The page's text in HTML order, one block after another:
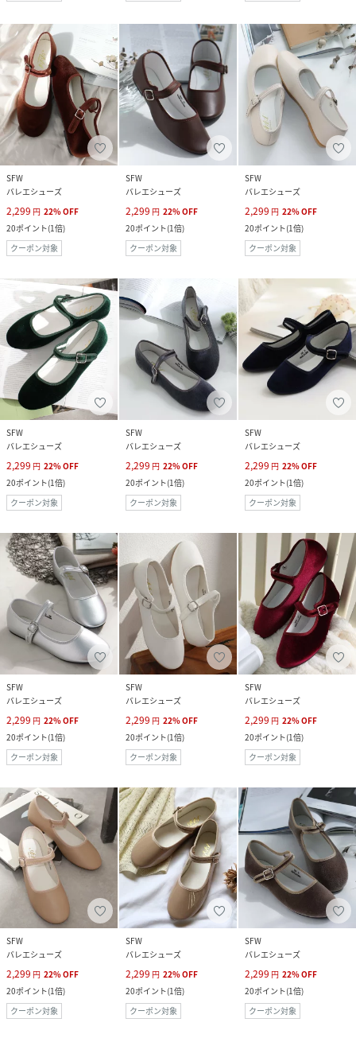
SFW
バレエシューズ
2,299 円 22%OFF
20ポイント(1倍)
クーポン対象
SFW
バレエシューズ
2,299 円 22%OFF
20ポイント(1倍)
クーポン対象
SFW
バレエシューズ
2,299 円 22%OFF
20ポイント(1倍)
クーポン対象
SFW
バレエシューズ
2,299 円 22%OFF
20ポイント(1倍)
クーポン対象
SFW
バレエシューズ
2,299 円 22%OFF
20ポイント(1倍)
クーポン対象
SFW
バレエシューズ
2,299 円 22%OFF
20ポイント(1倍)
クーポン対象
SFW
バレエシューズ
2,299 円 22%OFF
20ポイント(1倍)
クーポン対象
SFW
バレエシューズ
2,299 円 22%OFF
20ポイント(1倍)
クーポン対象
SFW
バレエシューズ
2,299 円 22%OFF
20ポイント(1倍)
クーポン対象
SFW
バレエシューズ
2,299 円 22%OFF
20ポイント(1倍)
クーポン対象
SFW
バレエシューズ
2,299 円 22%OFF
20ポイント(1倍)
クーポン対象
SFW
バレエシューズ
2,299 円 22%OFF
20ポイント(1倍)
クーポン対象